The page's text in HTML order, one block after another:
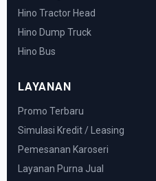
Hino Tractor Head
Hino Dump Truck
Hino Bus
LAYANAN
Promo Terbaru
Simulasi Kredit / Leasing
Pemesanan Karoseri
Layanan Purna Jual